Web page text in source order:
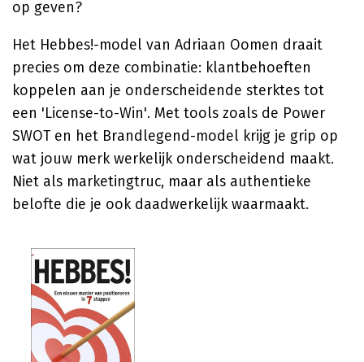
op geven?
Het Hebbes!-model van Adriaan Oomen draait
precies om deze combinatie: klantbehoeften
koppelen aan je onderscheidende sterktes tot
een 'License-to-Win'. Met tools zoals de Power
SWOT en het Brandlegend-model krijg je grip op
wat jouw merk werkelijk onderscheidend maakt.
Niet als marketingtruc, maar als authentieke
belofte die je ook daadwerkelijk waarmaakt.